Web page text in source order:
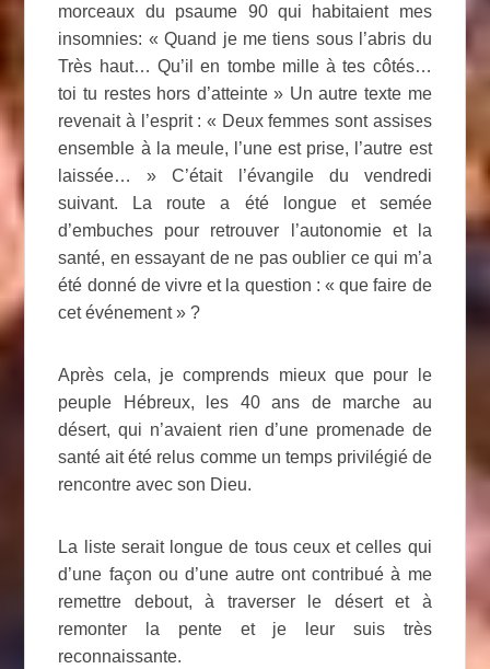
morceaux du psaume 90 qui habitaient mes
insomnies: « Quand je me tiens sous l’abris du
Très haut… Qu’il en tombe mille à tes côtés…
toi tu restes hors d’atteinte » Un autre texte me
revenait à l’esprit : « Deux femmes sont assises
ensemble à la meule, l’une est prise, l’autre est
laissée… » C’était l’évangile du vendredi
suivant. La route a été longue et semée
d’embuches pour retrouver l’autonomie et la
santé, en essayant de ne pas oublier ce qui m’a
été donné de vivre et la question : « que faire de
cet événement » ?
Après cela, je comprends mieux que pour le
peuple Hébreux, les 40 ans de marche au
désert, qui n’avaient rien d’une promenade de
santé ait été relus comme un temps privilégié de
rencontre avec son Dieu.
La liste serait longue de tous ceux et celles qui
d’une façon ou d’une autre ont contribué à me
remettre debout, à traverser le désert et à
remonter la pente et je leur suis très
reconnaissante.